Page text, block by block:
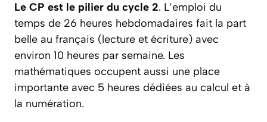
Le CP est le pilier du cycle 2. L’emploi du
temps de 26 heures hebdomadaires fait la part
belle au français (lecture et écriture) avec
environ 10 heures par semaine. Les
mathématiques occupent aussi une place
importante avec 5 heures dédiées au calcul et à
la numération.